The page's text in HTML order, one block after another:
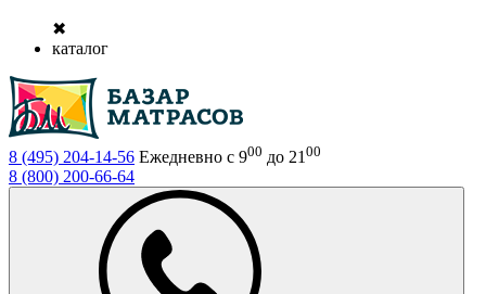
✖
каталог
8 (495) 204-14-56 Ежедневно с 900 до 21 00
8 (800) 200-66-64